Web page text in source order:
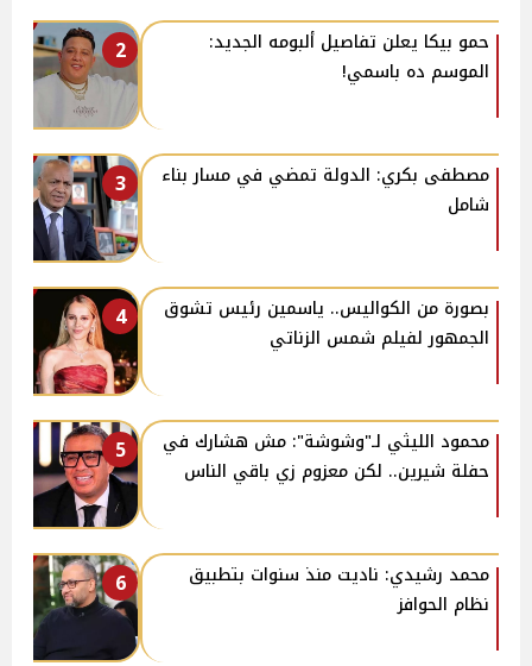
2
حمو بيكا يعلن تفاصيل ألبومه الجديد:
الموسم ده باسمي!
3
مصطفى بكري: الدولة تمضي في مسار بناء
شامل
4
بصورة من الكواليس.. ياسمين رئيس تشوق
الجمهور لفيلم شمس الزناتي
5
محمود الليثي لـ"وشوشة": مش هشارك في
حفلة شيرين.. لكن معزوم زي باقي الناس
6
محمد رشيدي: ناديت منذ سنوات بتطبيق
نظام الحوافز